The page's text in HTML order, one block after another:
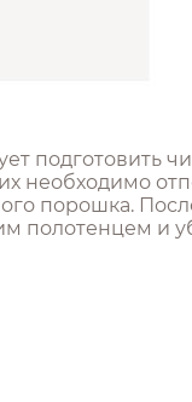
подготовить
необходимо
порошка.
полотенцем и